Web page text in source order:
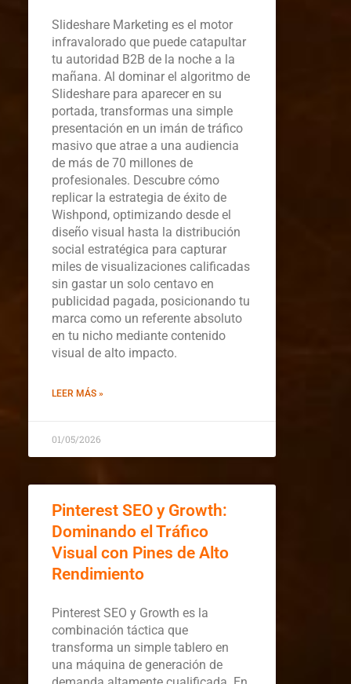
Slideshare Marketing es el motor
infravalorado que puede catapultar
tu autoridad B2B de la noche a la
mañana. Al dominar el algoritmo de
Slideshare para aparecer en su
portada, transformas una simple
presentación en un imán de tráfico
masivo que atrae a una audiencia
de más de 70 millones de
profesionales. Descubre cómo
replicar la estrategia de éxito de
Wishpond, optimizando desde el
diseño visual hasta la distribución
social estratégica para capturar
miles de visualizaciones calificadas
sin gastar un solo centavo en
publicidad pagada, posicionando tu
marca como un referente absoluto
en tu nicho mediante contenido
visual de alto impacto.
LEER MÁS »
01/05/2026
Pinterest SEO y Growth:
Dominando el Tráfico
Visual con Pines de Alto
Rendimiento
Pinterest SEO y Growth es la
combinación táctica que
transforma un simple tablero en
una máquina de generación de